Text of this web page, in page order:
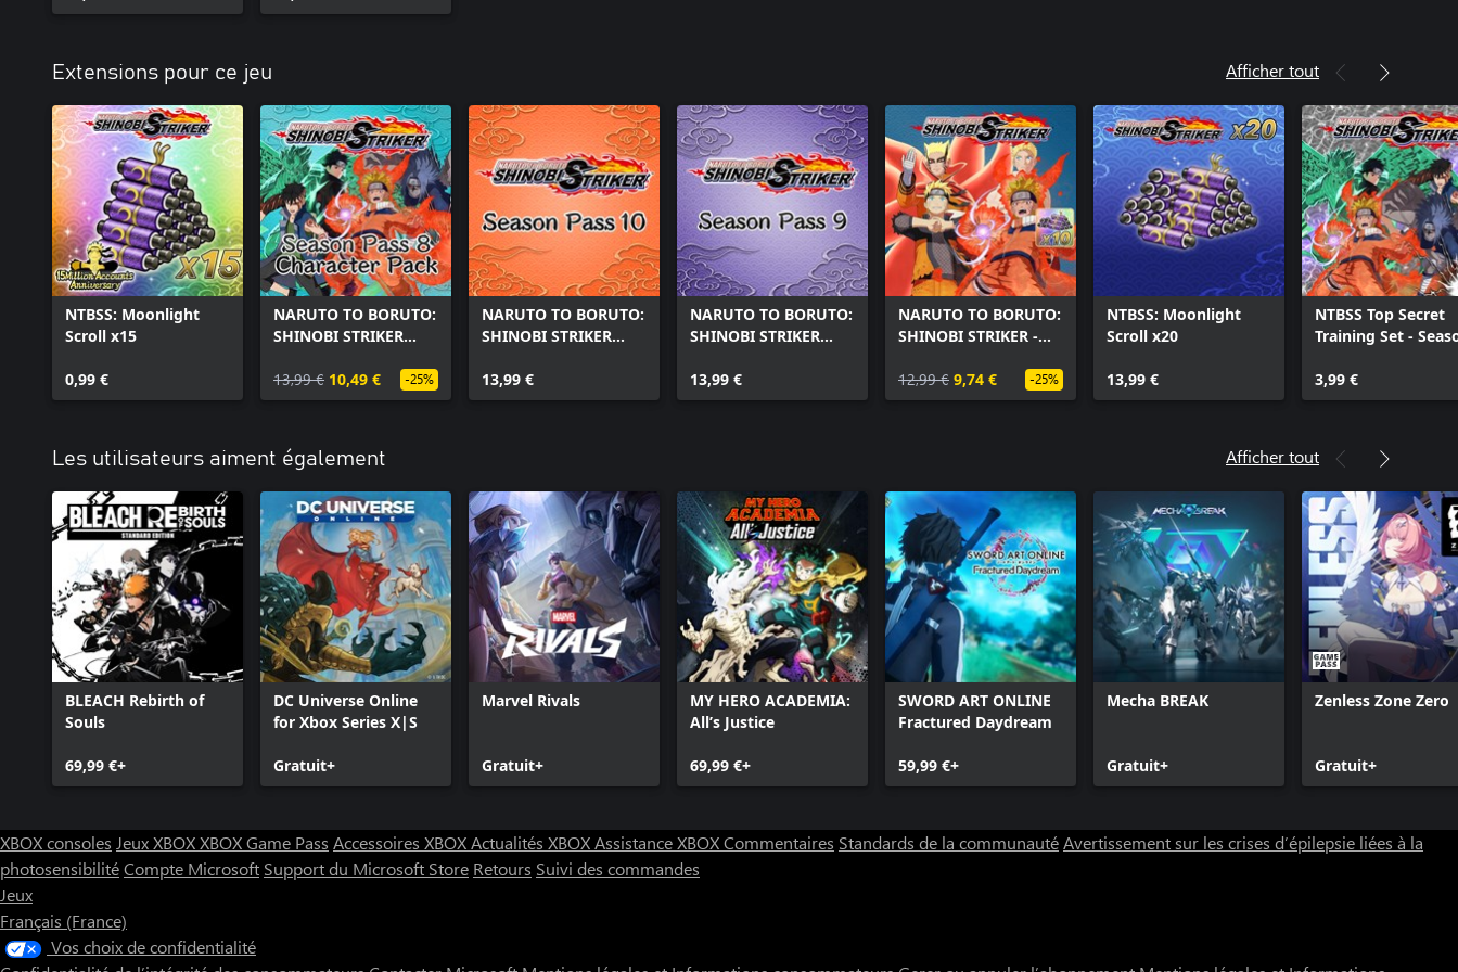
Extensions pour ce jeu Afficher tout
NTBSS: Moonlight
Scroll x15
0,99 €
NARUTO TO BORUTO:
SHINOBI STRIKER
Pack
13,99 € 10,49 € -25%
NARUTO TO BORUTO:
SHINOBI STRIKER
13,99 €
NARUTO TO BORUTO:
SHINOBI STRIKER
13,99 €
NARUTO TO BORUTO:
SHINOBI STRIKER -
Starter Pack
12,99 € 9,74 € -25%
NTBSS: Moonlight
Scroll x20
13,99 €
NTBSS Top Secret
Training Set -
3,99 €
Les utilisateurs aiment également Afficher tout
BLEACH Rebirth of
Souls
69,99 €+
DC Universe Online
for Xbox Series X|S
Gratuit+
Marvel Rivals
Gratuit+
MY HERO ACADEMIA:
All’s Justice
69,99 €+
SWORD ART ONLINE
Fractured Daydream
59,99 €+
Mecha BREAK
Gratuit+
Zenless Zone Zero
Gratuit+
XBOX consoles Jeux XBOXXBOX Game Pass Accessoires XBOXActualités XBOXAssistance XBOXCommentaires Standards de la communautéAvertissement sur les crises d’épilepsie liées à la
photosensibilitéCompte Microsoft Support du Microsoft Store Retours Suivi des commandes
Jeux
Français (France)
Vos choix de confidentialité